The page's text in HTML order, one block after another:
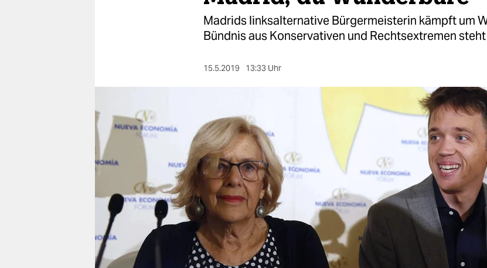
nord
wahrheit
verlag
verlag
veranstaltungen
shop
Madrids linksalternative Bürgermeisterin kämpft um
Bündnis aus Konservativen und Rechtsextremen
15.5.2019 13:33 Uhr